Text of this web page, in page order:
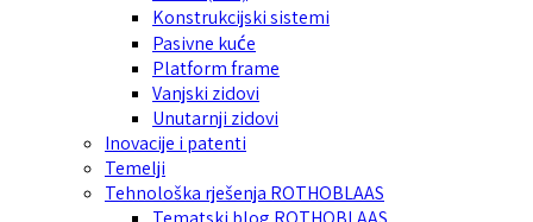
Konstrukcijski sistemi
Pasivne kuće
Platform frame
Vanjski zidovi
Unutarnji zidovi
Inovacije i patenti
Temelji
Tehnološka rješenja ROTHOBLAAS